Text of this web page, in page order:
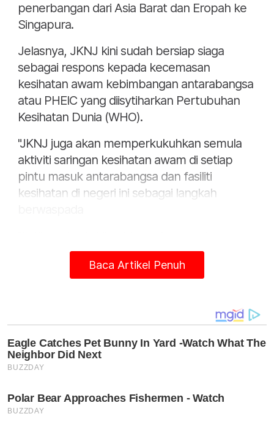
penerbangan dari Asia Barat dan Eropah ke
Singapura.
Jelasnya, JKNJ kini sudah bersiap siaga
sebagai respons kepada kecemasan
kesihatan awam kebimbangan antarabangsa
atau PHEIC yang diisytiharkan Pertubuhan
Kesihatan Dunia (WHO).
"JKNJ juga akan memperkukuhkan semula
aktiviti saringan kesihatan awam di setiap
pintu masuk antarabangsa dan fasiliti
kesihatan di negeri ini sebagai langkah
kesihatan di lapangan bagi tujuan
pengesanan awal kes, isolasi dan rawatan
Baca Artikel Penuh